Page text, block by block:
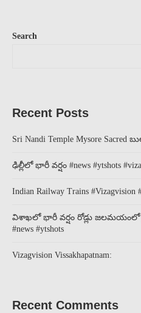
Search
Recent Posts
Sri Nandi Temple Mysore Sacred
ఢిల్లీలో భారీ వర్షం #news #ytshots
Indian Railway Trains #Vizagvision
విశాఖలో భారీ వర్షం రోడ్లు జలమయంలో
#news #ytshots
Vizagvision Vissakhapatnam:
Recent Comments